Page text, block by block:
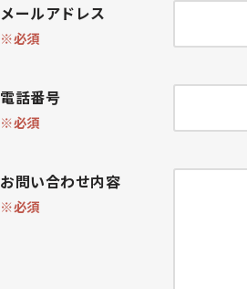
メールアドレス
※必須
電話番号
※必須
お問い合わせ内容
※必須